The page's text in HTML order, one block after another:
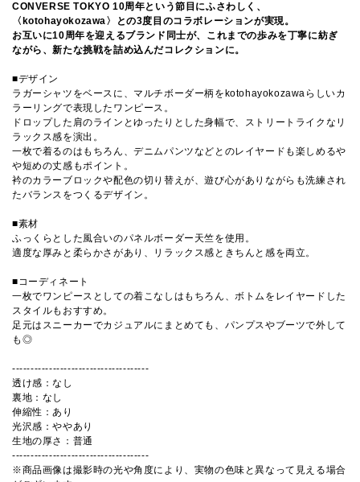
CONVERSE TOKYO 10周年という節目にふさわしく、
〈kotohayokozawa〉との3度目のコラボレーションが実現。
お互いに10周年を迎えるブランド同士が、これまでの歩みを丁寧に紡ぎ
ながら、新たな挑戦を詰め込んだコレクションに。
■デザイン
ラガーシャツをベースに、マルチボーダー柄をkotohayokozawaらしいカ
ラーリングで表現したワンピース。
ドロップした肩のラインとゆったりとした身幅で、ストリートライクなリ
ラックス感を演出。
一枚で着るのはもちろん、デニムパンツなどとのレイヤードも楽しめるや
や短めの丈感もポイント。
衿のカラーブロックや配色の切り替えが、遊び心がありながらも洗練され
たバランスをつくるデザイン。
■素材
ふっくらとした風合いのパネルボーダー天竺を使用。
適度な厚みと柔らかさがあり、リラックス感ときちんと感を両立。
■コーディネート
一枚でワンピースとしての着こなしはもちろん、ボトムをレイヤードした
スタイルもおすすめ。
足元はスニーカーでカジュアルにまとめても、パンプスやブーツで外して
も◎
-------------------------------------
透け感：なし
裏地：なし
伸縮性：あり
光沢感：ややあり
生地の厚さ：普通
-------------------------------------
※商品画像は撮影時の光や角度により、実物の色味と異なって見える場合